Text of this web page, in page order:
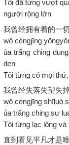
Tôi đã từng vượt
người rộng lớn
我曾经拥有着的一
wǒ céngjīng
ủa trấng ching
den
Tôi từng có mọi
我曾经失落失望失
wǒ céngjīng shīluò
ủa trấng ching sư
Tôi từng lạc lõng
直到看见平凡才是